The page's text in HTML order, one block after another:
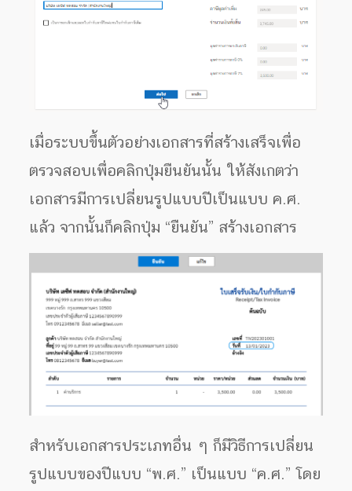
เมื่อระบบขึ้นตัวอย่างเอกสารที่สร้างเสร็จเพื่อ
ตรวจสอบเพื่อคลิกปุ่มยืนยันนั้น ให้สังเกตว่า
เอกสารมีการเปลี่ยนรูปแบบปีเป็นแบบ ค.ศ.
แล้ว จากนั้นก็คลิกปุ่ม “ยืนยัน” สร้างเอกสาร
สำหรับเอกสารประเภทอื่น ๆ ก็มีวิธีการเปลี่ยน
รูปแบบของปีแบบ “พ.ศ.” เป็นแบบ “ค.ศ.” โดย